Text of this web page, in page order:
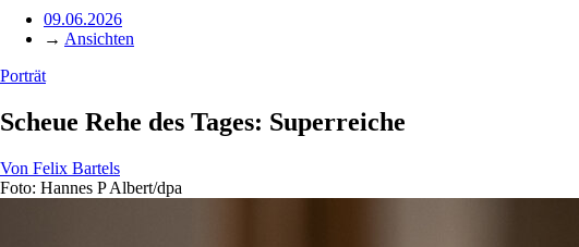
09.06.2026
→ Ansichten
Porträt
Scheue Rehe des Tages: Superreiche
Von Felix Bartels
Foto: Hannes P Albert/dpa